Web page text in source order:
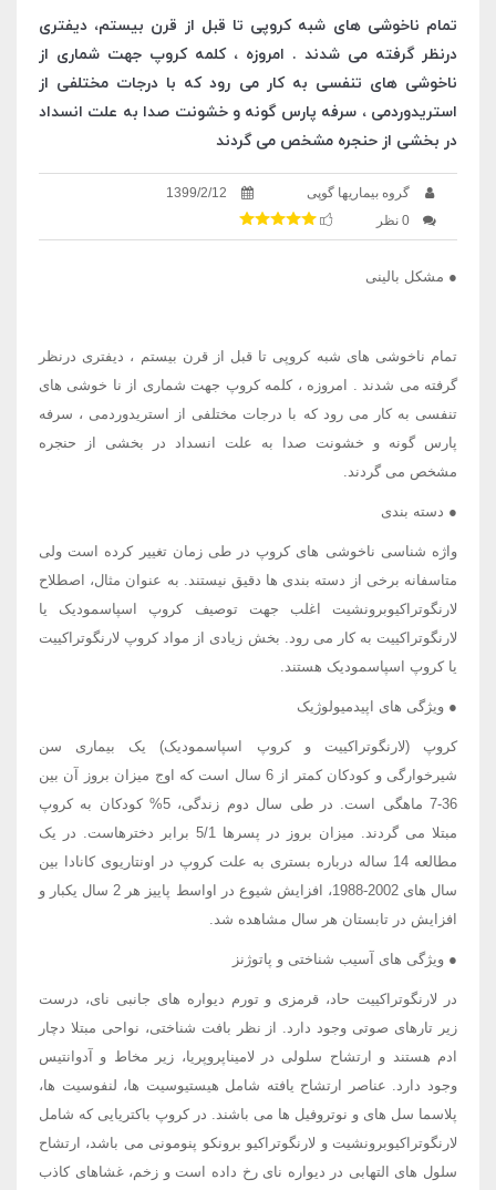
تمام ناخوشی های شبه کروپی تا قبل از قرن بیستم، دیفتری
درنظر گرفته می شدند . امروزه ، کلمه کروپ جهت شماری از
ناخوشی های تنفسی به کار می رود که با درجات مختلفی از
استریدوردمی ، سرفه پارس گونه و خشونت صدا به علت انسداد
در بخشی از حنجره مشخص می گردند
گروه بیماریها گوپی
1399/2/12
0 نظر
● مشکل بالینی
تمام ناخوشی های شبه کروپی تا قبل از قرن بیستم ، دیفتری درنظر
گرفته می شدند . امروزه ، کلمه کروپ جهت شماری از نا خوشی های
تنفسی به کار می رود که با درجات مختلفی از استریدوردمی ، سرفه
پارس گونه و خشونت صدا به علت انسداد در بخشی از حنجره
مشخص می گردند.
● دسته بندی
واژه شناسی ناخوشی های کروپ در طی زمان تغییر کرده است ولی
متاسفانه برخی از دسته بندی ها دقیق نیستند. به عنوان مثال، اصطلاح
لارنگوتراکیوبرونشیت اغلب جهت توصیف کروپ اسپاسمودیک یا
لارنگوتراکییت به کار می رود. بخش زیادی از مواد کروپ لارنگوتراکییت
یا کروپ اسپاسمودیک هستند.
● ویژگی های اپیدمیولوژیک
کروپ (لارنگوتراکییت و کروپ اسپاسمودیک) یک بیماری سن
شیرخوارگی و کودکان کمتر از 6 سال است که اوج میزان بروز آن بین
36-7 ماهگی است. در طی سال دوم زندگی، 5% کودکان به کروپ
مبتلا می گردند. میزان بروز در پسرها 5/1 برابر دخترهاست. در یک
مطالعه 14 ساله درباره بستری به علت کروپ در اونتاریوی کانادا بین
سال های 2002-1988، افزایش شیوع در اواسط پاییز هر 2 سال یکبار و
افزایش در تابستان هر سال مشاهده شد.
● ویژگی های آسیب شناختی و پاتوژنز
در لارنگوتراکییت حاد، قرمزی و تورم دیواره های جانبی نای، درست
زیر تارهای صوتی وجود دارد. از نظر بافت شناختی، نواحی مبتلا دچار
ادم هستند و ارتشاح سلولی در لامیناپروپریا، زیر مخاط و آدوانتیس
وجود دارد. عناصر ارتشاح یافته شامل هیستیوسیت ها، لنفوسیت ها،
پلاسما سل های و نوتروفیل ها می باشند. در کروپ باکتریایی که شامل
لارنگوتراکیوبرونشیت و لارنگوتراکیو برونکو پنومونی می باشد، ارتشاح
سلول های التهابی در دیواره نای رخ داده است و زخم، غشاهای کاذب